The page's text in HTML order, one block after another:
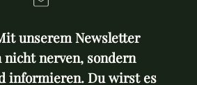
unserem Newsletter
nerven, sondern
informieren. Du wirst es